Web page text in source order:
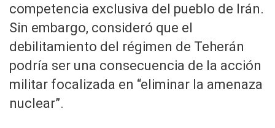
competencia exclusiva del pueblo de Irán.
Sin embargo, consideró que el
debilitamiento del régimen de Teherán
podría ser una consecuencia de la acción
militar focalizada en “eliminar la amenaza
nuclear”.